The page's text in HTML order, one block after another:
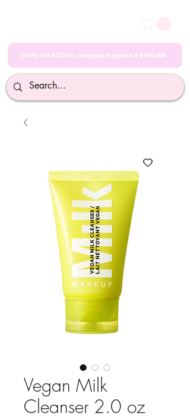
Envío GRATIS en compras mayores a $150,000
Vegan Milk
Cleanser 2.0 oz